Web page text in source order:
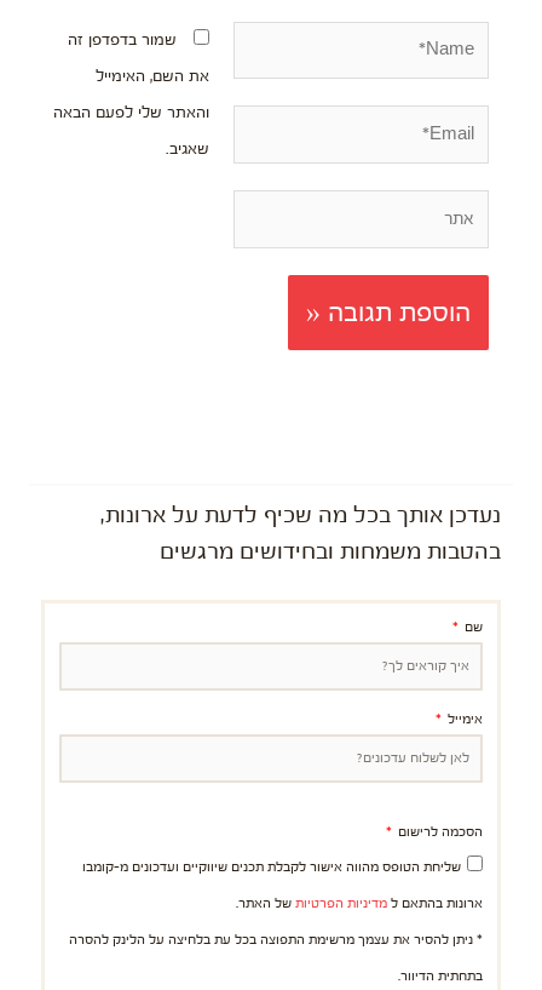
Email*
שמור בדפדפן זה
את השם, האימייל
והאתר שלי לפעם הבאה
שאגיב.
נעדכן אותך בכל מה שכיף לדעת על ארונות,
בהטבות משמחות ובחידושים מרגשים
שם
אימייל
הסכמה לרישום
שליחת הטופס מהווה אישור לקבלת תכנים שיווקיים ועדכונים מ-קומבו
ארונות בהתאם ל מדיניות הפרטיות של האתר.
* ניתן להסיר את עצמך מרשימת התפוצה בכל עת בלחיצה על הלינק להסרה
בתחתית הדיוור.